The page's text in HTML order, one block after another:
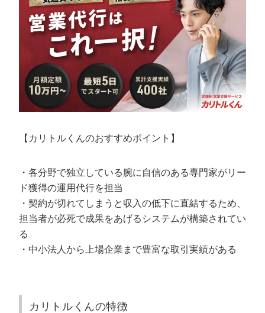
【カリトルくんのおすすめポイント】
・各分野で独立している腕に自信のある専門家がリー
ド獲得の運用代行を担当
・契約が切れてしまうと収入の低下に直結するため、
担当者が必死で成果をあげるシステムが構築されてい
る
・中小法人から上場企業まで豊富な取引実績がある
カリトルくんの特徴